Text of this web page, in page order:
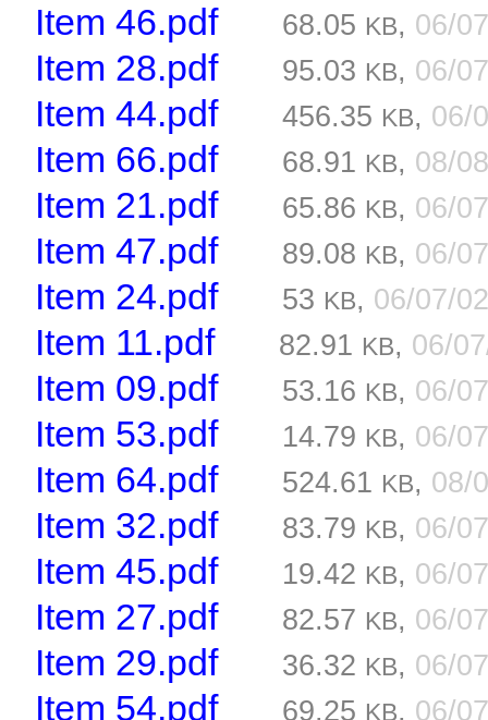
Item 46.pdf 68.05 KB, 06/
Item 28.pdf 95.03 KB, 06/
Item 44.pdf 456.35 KB, 06/
Item 66.pdf 68.91 KB, 08/
Item 21.pdf 65.86 KB, 06/
Item 47.pdf 89.08 KB, 06/
Item 24.pdf 53 KB, 06/07/
Item 11.pdf 82.91 KB, 06/
Item 09.pdf 53.16 KB, 06/
Item 53.pdf 14.79 KB, 06/
Item 64.pdf 524.61 KB, 08/
Item 32.pdf 83.79 KB, 06/
Item 45.pdf 19.42 KB, 06/
Item 27.pdf 82.57 KB, 06/
Item 29.pdf 36.32 KB, 06/
Item 54.pdf 69.25 KB, 06/